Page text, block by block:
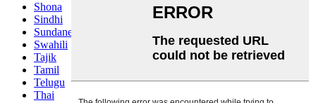
Shona
Sindhi
Sundanese
Swahili
Tajik
Tamil
Telugu
Thai